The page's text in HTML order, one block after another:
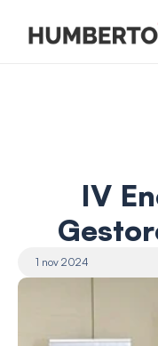
IV
1 nov 2024